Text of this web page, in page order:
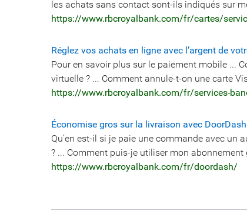
les achats sans contact sont-ils indiqués sur
https://www.rbcroyalbank.com/fr/cartes/
Réglez vos achats en ligne avec l’argent de
Pour en savoir plus sur le paiement mobile ...
virtuelle ? ... Comment annule-t-on une carte
https://www.rbcroyalbank.com/fr/services-
Économise gros sur la livraison avec
Qu’en est-il si je paie une commande avec un
? ... Comment puis-je utiliser mon
https://www.rbcroyalbank.com/fr/doordash/